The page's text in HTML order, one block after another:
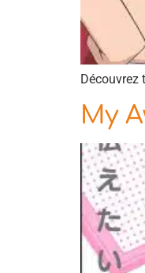
Découvrez
My